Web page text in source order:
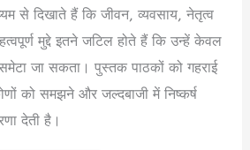
से दिखाते हैं कि जीवन, व्यवसाय, नेतृत्व
मुद्दे इतने जटिल होते हैं कि उन्हें केवल
जा सकता। पुस्तक पाठकों को गहराई
को समझने और जल्दबाजी में निष्कर्ष
देती है।